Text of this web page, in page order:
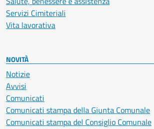
Servizi Cimiteriali
Vita lavorativa
NOVITÀ
Notizie
Avvisi
Comunicati
Comunicati stampa della Giunta Comunale
Comunicati stampa del Consiglio Comunale